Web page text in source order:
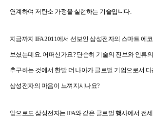
연계하여 저탄소 가정을 실현하는 기술입니다.
지금까지 IFA 2011에서 선보인 삼성전자의 스마트 에
보셨는데요. 어떠신가요? 단순히 기술의 진보와 인류
추구하는 것에서 한발 더 나아가 글로벌 기업으로서
삼성전자의 마음이 느껴지시나요?
앞으로도 삼성전자는 IFA와 같은 글로벌 행사에서 전